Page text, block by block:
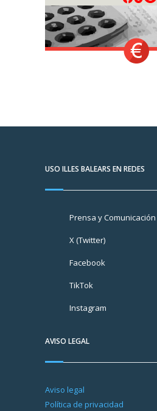
USO ILLES BALEARS EN REDES
Prensa y Comunicación
X (Twitter)
Facebook
TikTok
Instagram
AVISO LEGAL
Aviso legal
Política de privacidad